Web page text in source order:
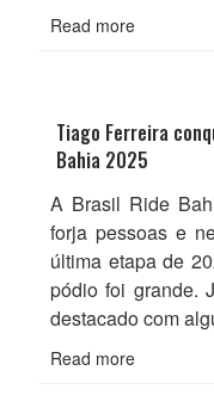
Read more
Tiago Ferreira
Bahia 2025
A Brasil Ride
forja pessoas e
última etapa de
pódio foi grande.
destacado com
Read more